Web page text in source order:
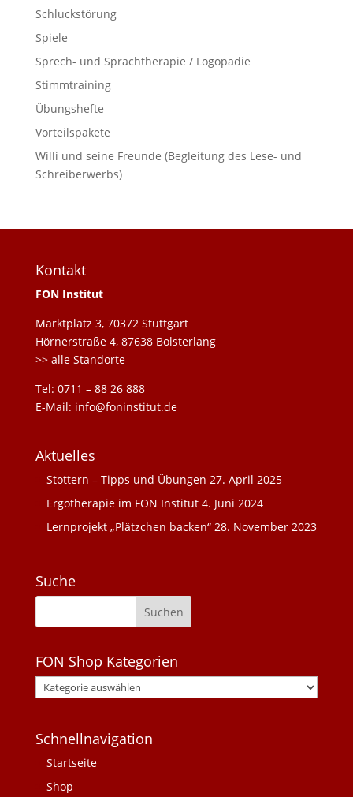
Schluckstörung
Spiele
Sprech- und Sprachtherapie / Logopädie
Stimmtraining
Übungshefte
Vorteilspakete
Willi und seine Freunde (Begleitung des Lese- und
Schreiberwerbs)
Kontakt
FON Institut
Marktplatz 3, 70372 Stuttgart
Hörnerstraße 4, 87638 Bolsterlang
>> alle Standorte
Tel: 0711 – 88 26 888
E-Mail: info@foninstitut.de
Aktuelles
Stottern – Tipps und Übungen 27. April 2025
Ergotherapie im FON Institut 4. Juni 2024
Lernprojekt „Plätzchen backen“ 28. November 2023
Suche
FON Shop Kategorien
Schnellnavigation
Startseite
Shop